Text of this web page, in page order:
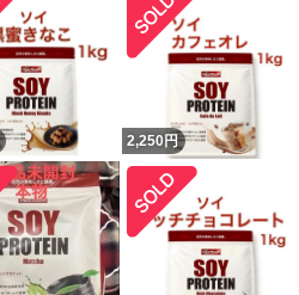
2,250 円